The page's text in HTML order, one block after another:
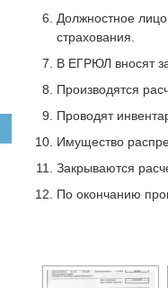
Должностное
страхования.
В ЕГРЮЛ вносят
Производятся
Проводят
Имущество
Закрываются
По окончанию